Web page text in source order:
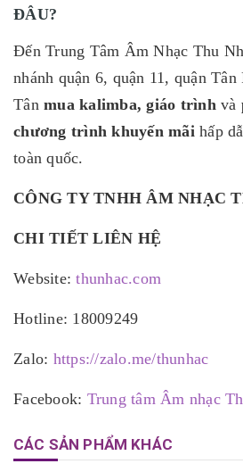
ĐÂU?
Đến Trung Tâm Âm Nhạc Thu
nhánh quận 6, quận 11, quận
Tânmua kalimba, giáo trình và
chương trình khuyến mãihấp
toàn quốc.
CÔNG TY TNHH ÂM NHẠC
CHI TIẾT LIÊN HỆ
Website:thunhac.com
Hotline: 18009249
Zalo: https://zalo.me/thunhac
Facebook: Trung tâm Âm nhạc
CÁC SẢN PHẨM KHÁC